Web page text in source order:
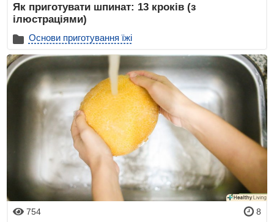
Як приготувати шпинат: 13 кроків (з
ілюстраціями)
Основи приготування їжі
754 8